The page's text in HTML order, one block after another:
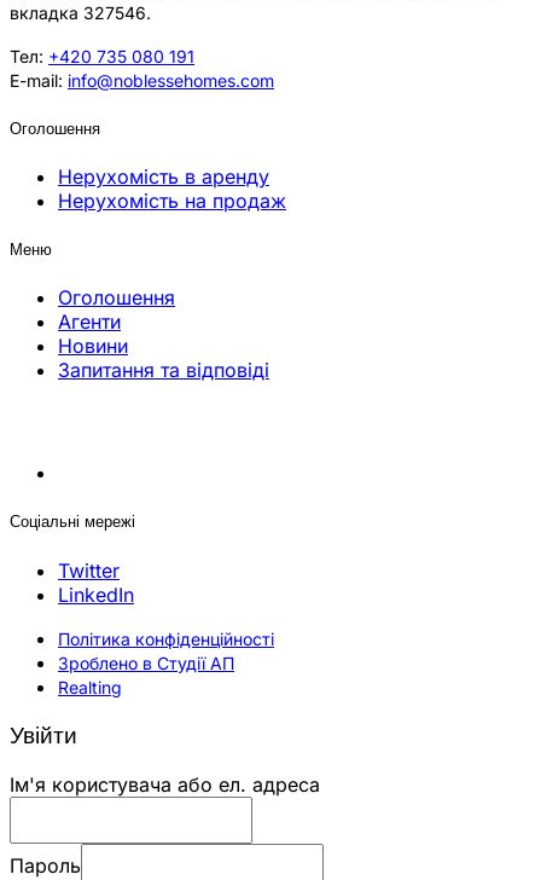
вкладка 327546.
Тел: +420 735 080 191
E-mail: info@noblessehomes.com
Оголошення
Нерухомість в аренду
Нерухомість на продаж
Меню
Оголошення
Агенти
Новини
Запитання та відповіді
Соціальні мережі
Twitter
LinkedIn
Політика конфіденційності
Зроблено в Студії АП
Realting
Увійти
Ім'я користувача або ел. адреса
Пароль